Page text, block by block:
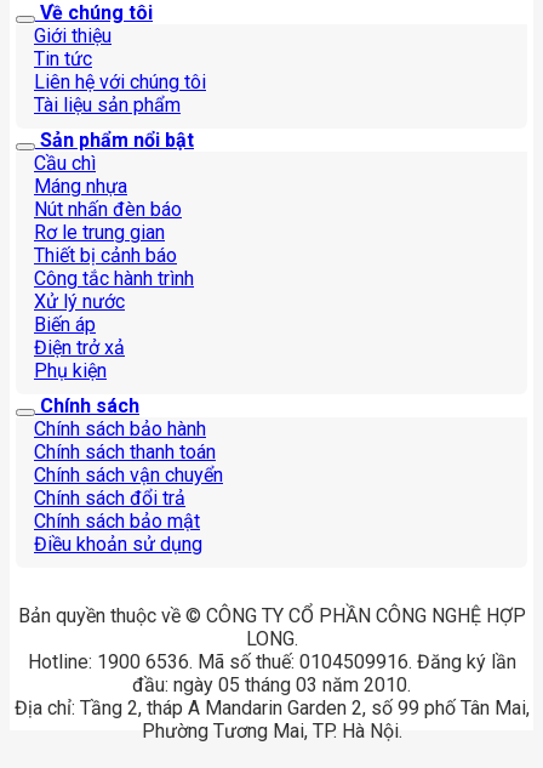
Về chúng tôi
Giới thiệu
Tin tức
Liên hệ với chúng tôi
Tài liệu sản phẩm
Sản phẩm nổi bật
Cầu chì
Máng nhựa
Nút nhấn đèn báo
Rơ le trung gian
Thiết bị cảnh báo
Công tắc hành trình
Xử lý nước
Biến áp
Điện trở xả
Phụ kiện
Chính sách
Chính sách bảo hành
Chính sách thanh toán
Chính sách vận chuyển
Chính sách đổi trả
Chính sách bảo mật
Điều khoản sử dụng
Bản quyền thuộc về © CÔNG TY CỔ PHẦN CÔNG NGHỆ HỢP
LONG.
Hotline: 1900 6536. Mã số thuế: 0104509916. Đăng ký lần
đầu: ngày 05 tháng 03 năm 2010.
Địa chỉ: Tầng 2, tháp A Mandarin Garden 2, số 99 phố Tân Mai,
Phường Tương Mai, TP. Hà Nội.